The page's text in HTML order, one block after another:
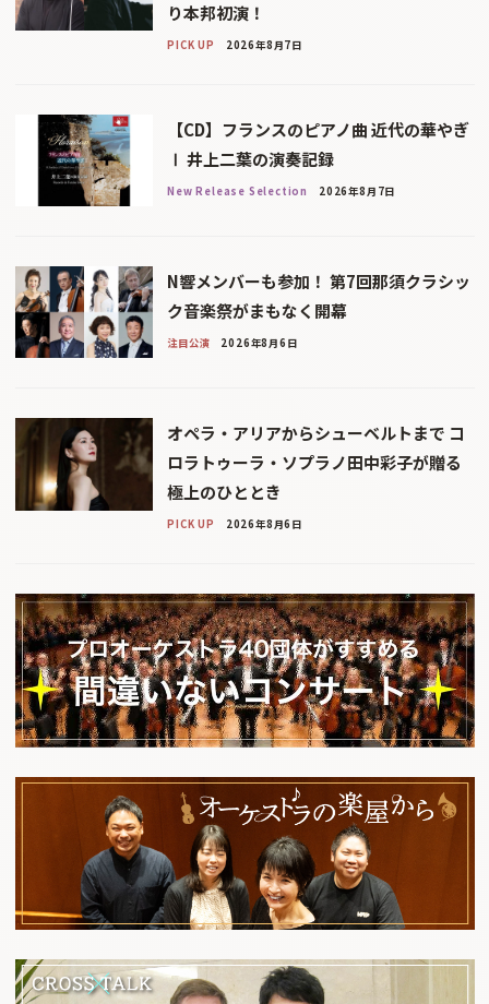
り本邦初演！
PICK UP 2026年8月7日
【CD】フランスのピアノ曲 近代の華やぎ
Ⅰ 井上二葉の演奏記録
New Release Selection 2026年8月7日
N響メンバーも参加！ 第7回那須クラシッ
ク音楽祭がまもなく開幕
注目公演 2026年8月6日
オペラ・アリアからシューベルトまで コ
ロラトゥーラ・ソプラノ田中彩子が贈る
極上のひととき
PICK UP 2026年8月6日